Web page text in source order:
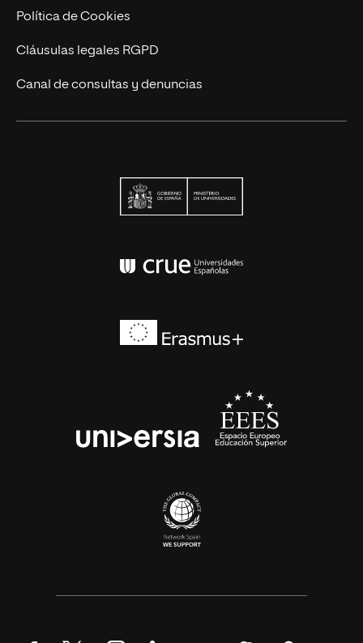
Política de Cookies
Cláusulas legales RGPD
Canal de consultas y denuncias
Conferencia de
universia